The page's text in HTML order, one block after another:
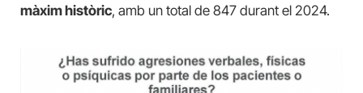
màxim històric, amb un total de 847 durant el 2024.